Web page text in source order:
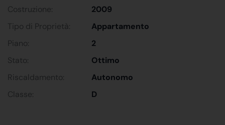
Costruzione:
2009
Tipo di Proprietà:
Appartamento
Piano:
2
Stato:
Ottimo
Riscaldamento:
Autonomo
Classe:
D